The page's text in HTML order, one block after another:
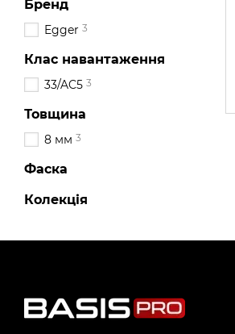
Бренд
Egger 3
Клас навантаження
33/AC5 3
Товщина
8 мм 3
Фаска
Колекція